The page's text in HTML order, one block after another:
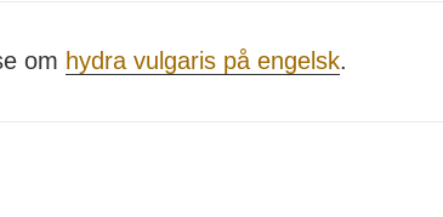
om hydra vulgaris på engelsk.